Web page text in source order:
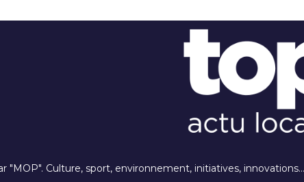
Culture, sport, environnement, initiatives,